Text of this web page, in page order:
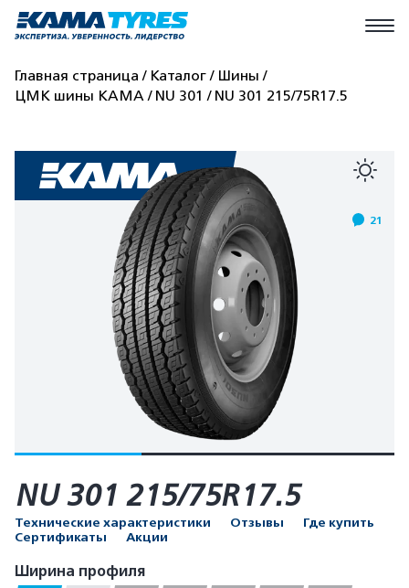
Главная страница Каталог
Шины
ЦМК шины КАМА
NU 301 NU 301 215/75R17.5
21
NU 301 215/75R17.5
Технические характеристики Отзывы
Где купить
Сертификаты
Акции
Ширина профиля